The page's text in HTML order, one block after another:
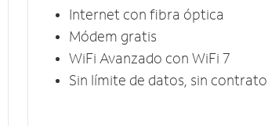
Internet con fibra óptica
Módem gratis
WiFi Avanzado con WiFi 7
Sin límite de datos, sin